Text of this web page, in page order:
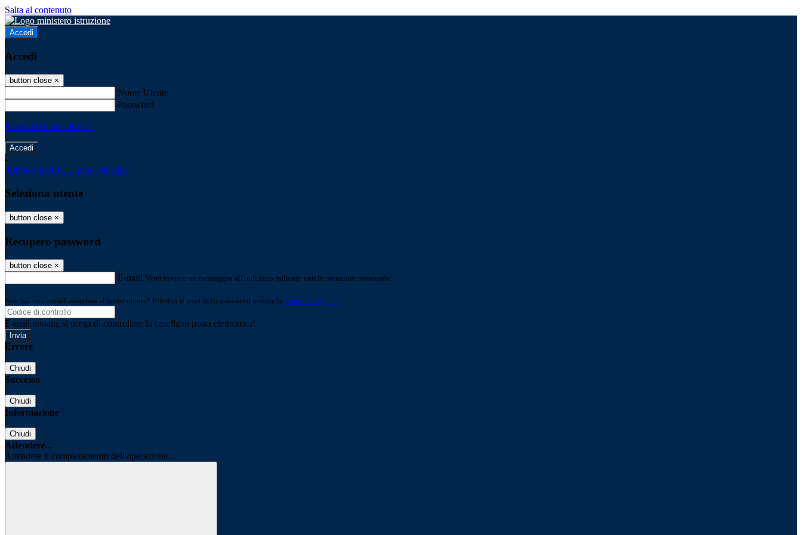
Salta al contenuto
Accedi
Accedi
button close ×
Nome Utente
Password
Password dimenticata?
-
Entra con SPID Entra con CIE
Seleziona utente
button close ×
Recupero password
button close ×
E-mail Verrà inviato un messaggio all'indirizzo indicato con le istruzioni necessarie.
Non hai una e-mail associata al nome utente? Effettua il reset della password tramite la Login Spaggiari
E-mail inviata, si prega di controllare la casella di posta elettronica!
Errore
Chiudi
Successo
Chiudi
Informazione
Chiudi
Attendere...
Attendere il completamento dell'operazione...